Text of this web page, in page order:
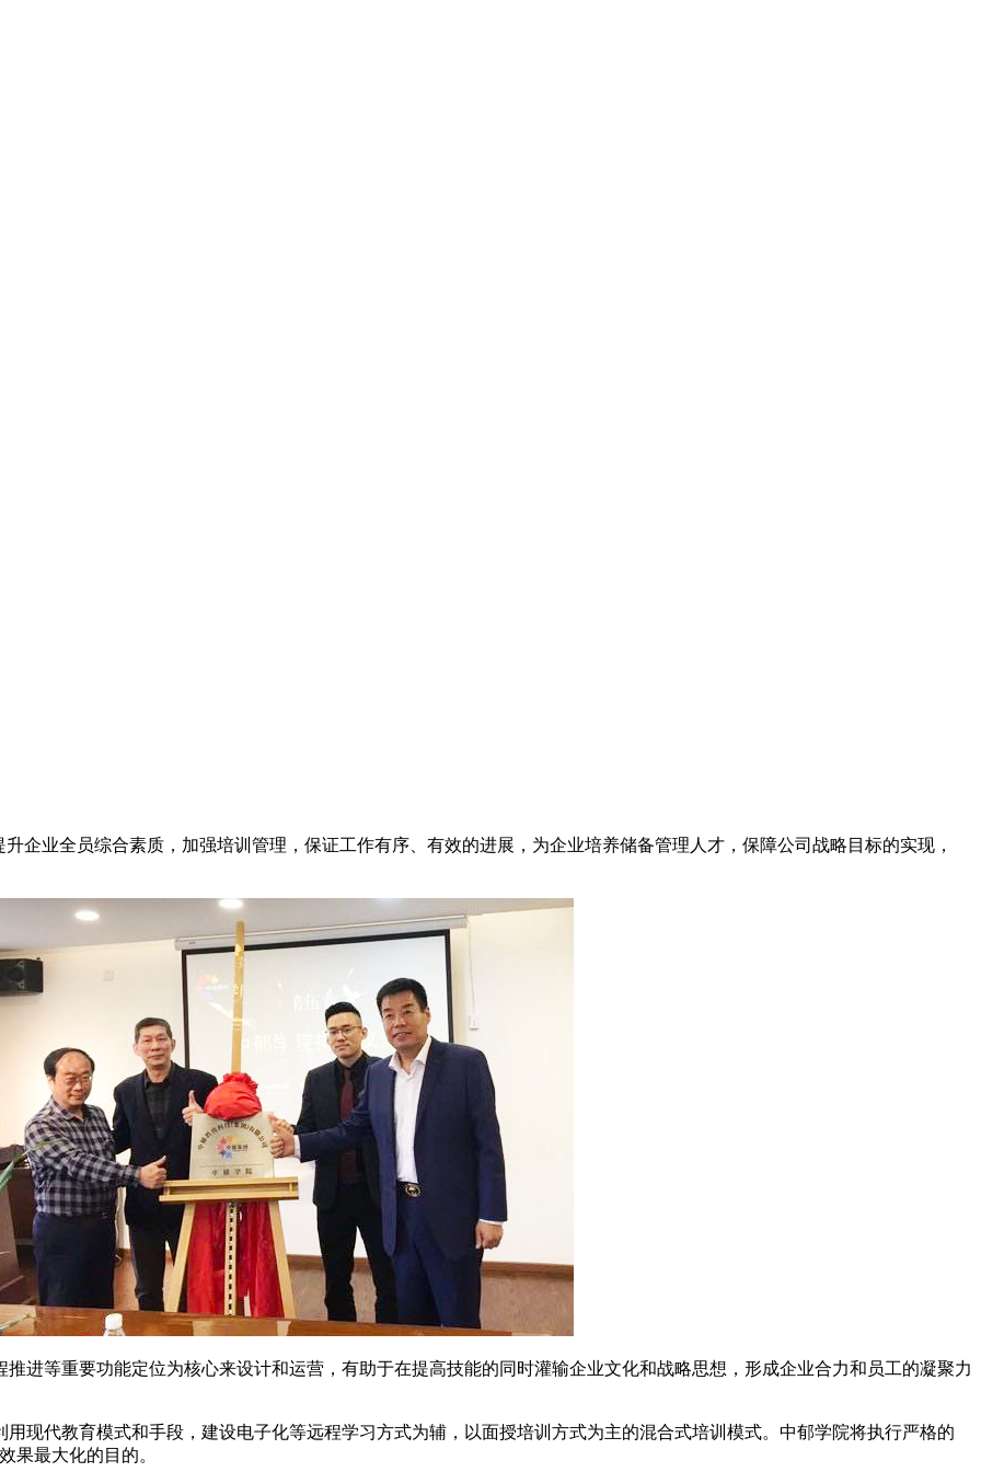
企业全员综合素质，加强培训管理，保证工作有序、有效的进展，为企业培养储备管理人才，保障公司战略目标的实现，
进等重要功能定位为核心来设计和运营，有助于在提高技能的同时灌输企业文化和战略思想，形成企业合力和员工的凝聚力
现代教育模式和手段，建设电子化等远程学习方式为辅，以面授培训方式为主的混合式培训模式。中郁学院将执行严格的
果最大化的目的。